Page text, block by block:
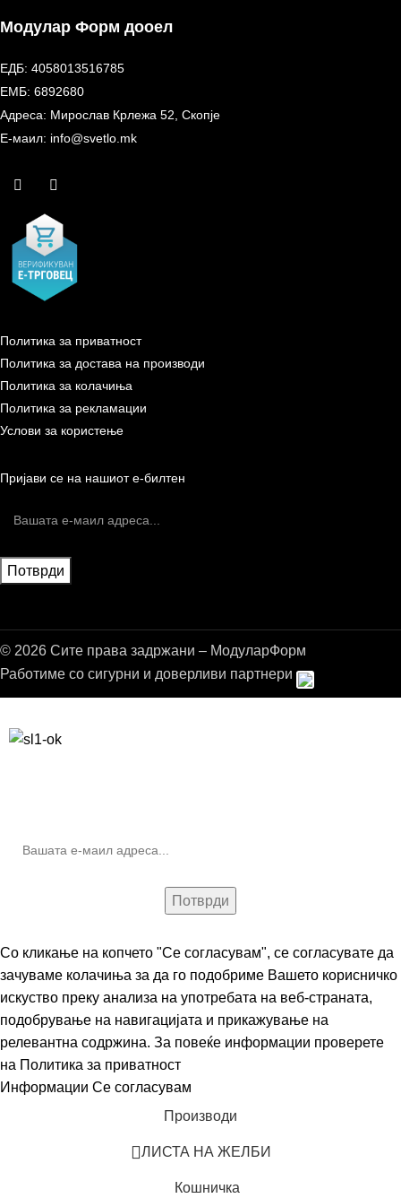
Модулар Форм дооел
ЕДБ: 4058013516785
ЕМБ: 6892680
Адреса: Мирослав Крлежа 52, Скопје
Е-маил: info@svetlo.mk
Политика за приватност
Политика за достава на производи
Политика за колачиња
Политика за рекламации
Услови за користење
Пријави се на нашиот е-билтен
© 2026 Сите права задржани – МодуларФорм
Работиме со сигурни и доверливи партнери
Со кликање на копчето "Се согласувам", се согласувате да
зачуваме колачиња за да го подобриме Вашето корисничко
искуство преку анализа на употребата на веб-страната,
подобрување на навигацијата и прикажување на
релевантна содржина. За повеќе информации проверете
на Политика за приватност
Информации Се согласувам
Производи
ЛИСТА НА ЖЕЛБИ
Кошничка